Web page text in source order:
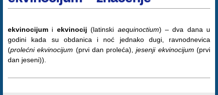
ekvinocijum i ekvinocij (latinski aequinoctium) – dva dana u
godini kada su obdanica i noć jednako dugi, ravnodnevica
(prolećni ekvinocijum (prvi dan proleća),jesenji ekvinocijum (prvi
dan jeseni)).